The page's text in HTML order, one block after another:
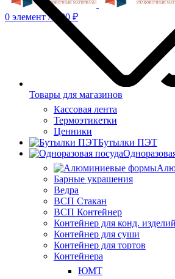
0 элемент / 0.00 ₽
Товары для магазинов
Кассовая лента
Термоэтикетки
Ценники
Бутылки ПЭТ
Барные украшения
Ведра
ВСП Стакан
ВСП Контейнер
Контейнер для конд.
Контейнер для суши
Контейнер для тортов
Контейнера
ЮМТ